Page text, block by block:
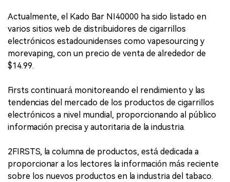
Actualmente, el Kado Bar NI40000 ha sido listado en
varios sitios web de distribuidores de cigarrillos
electrónicos estadounidenses como vapesourcing y
morevaping, con un precio de venta de alrededor de
$14.99.
Firsts continuará monitoreando el rendimiento y las
tendencias del mercado de los productos de cigarrillos
electrónicos a nivel mundial, proporcionando al público
información precisa y autoritaria de la industria.
2FIRSTS, la columna de productos, está dedicada a
proporcionar a los lectores la información más reciente
sobre los nuevos productos en la industria del tabaco.